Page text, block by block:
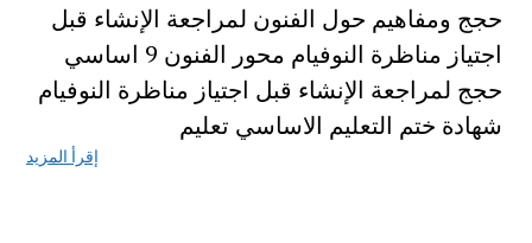
حجج ومفاهيم حول الفنون لمراجعة الإنشاء قبل
اجتياز مناظرة النوفيام محور الفنون 9 اساسي
حجج لمراجعة الإنشاء قبل اجتياز مناظرة النوفيام
شهادة ختم التعليم الاساسي تعليم
إقرأ المزيد